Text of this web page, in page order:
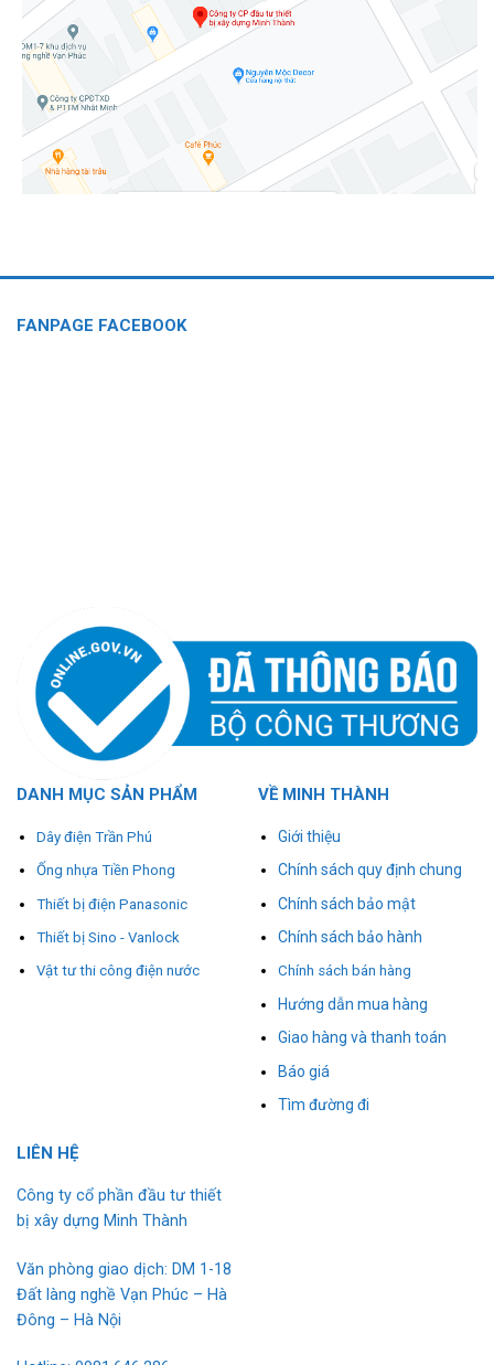
FANPAGE FACEBOOK
DANH MỤC SẢN PHẨM
Dây điện Trần Phú
Ống nhựa Tiền Phong
Thiết bị điện Panasonic
Thiết bị Sino - Vanlock
Vật tư thi công điện nước
VỀ MINH THÀNH
Giới thiệu
Chính sách quy định chung
Chính sách bảo mật
Chính sách bảo hành
Chính sách bán hàng
Hướng dẫn mua hàng
Giao hàng và thanh toán
Báo giá
Tìm đường đi
LIÊN HỆ
Công ty cổ phần đầu tư thiết
bị xây dựng Minh Thành
Văn phòng giao dịch: DM 1-18
Đất làng nghề Vạn Phúc – Hà
Đông – Hà Nội